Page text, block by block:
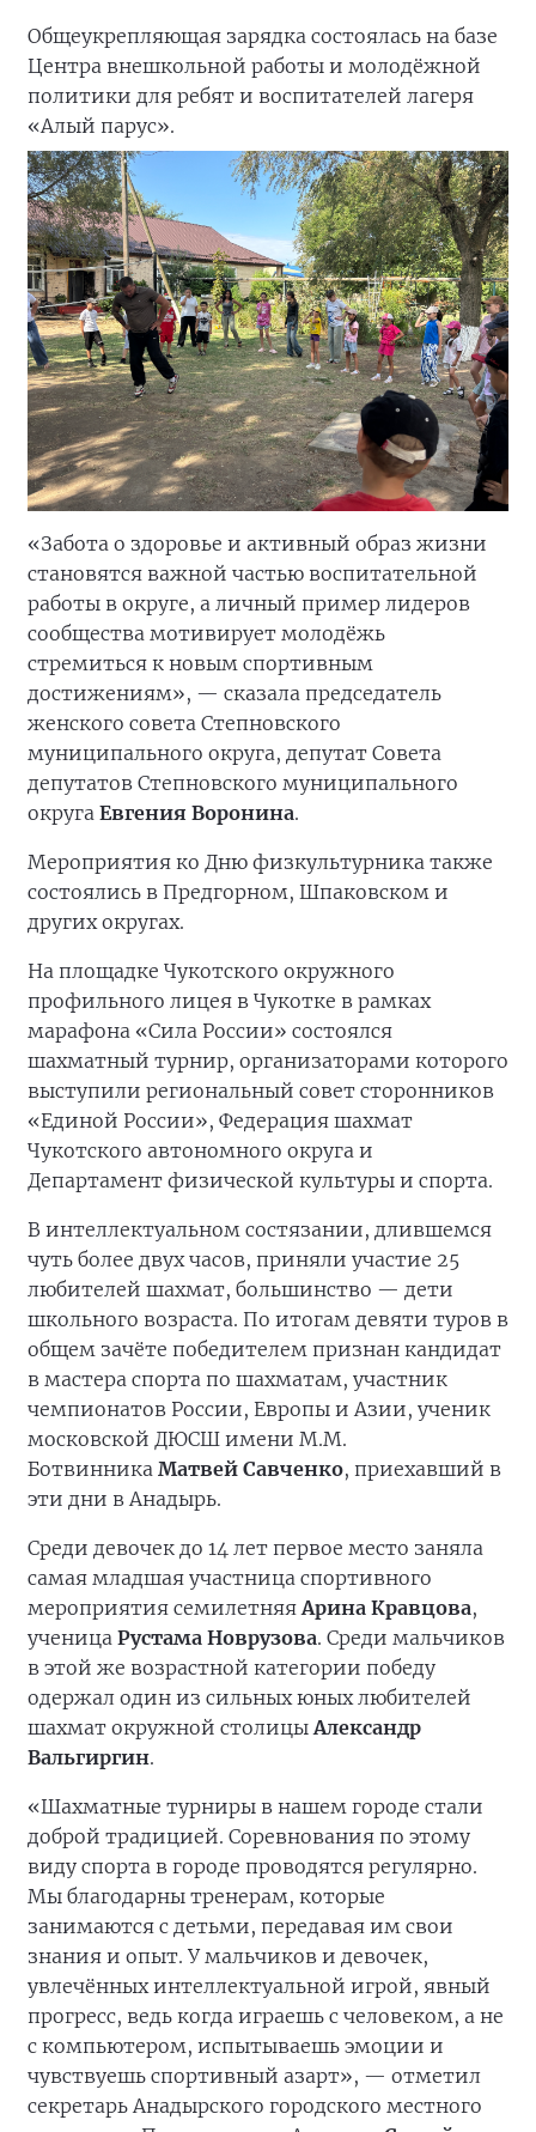
Общеукрепляющая зарядка состоялась на базе
Центра внешкольной работы и молодёжной
политики для ребят и воспитателей лагеря
«Алый парус».
«Забота о здоровье и активный образ жизни
становятся важной частью воспитательной
работы в округе, а личный пример лидеров
сообщества мотивирует молодёжь
стремиться к новым спортивным
достижениям», — сказала председатель
женского совета Степновского
муниципального округа, депутат Совета
депутатов Степновского муниципального
округа Евгения Воронина.
Мероприятия ко Дню физкультурника также
состоялись в Предгорном, Шпаковском и
других округах.
На площадке Чукотского окружного
профильного лицея в Чукотке в рамках
марафона «Сила России» состоялся
шахматный турнир, организаторами которого
выступили региональный совет сторонников
«Единой России», Федерация шахмат
Чукотского автономного округа и
Департамент физической культуры и спорта.
В интеллектуальном состязании, длившемся
чуть более двух часов, приняли участие 25
любителей шахмат, большинство — дети
школьного возраста. По итогам девяти туров в
общем зачёте победителем признан кандидат
в мастера спорта по шахматам, участник
чемпионатов России, Европы и Азии, ученик
московской ДЮСШ имени М.М.
Ботвинника Матвей Савченко, приехавший в
эти дни в Анадырь.
Среди девочек до 14 лет первое место заняла
самая младшая участница спортивного
мероприятия семилетняяАрина Кравцова,
ученица Рустама Новрузова. Среди мальчиков
в этой же возрастной категории победу
одержал один из сильных юных любителей
шахмат окружной столицыАлександр
Вальгиргин.
«Шахматные турниры в нашем городе стали
доброй традицией. Соревнования по этому
виду спорта в городе проводятся регулярно.
Мы благодарны тренерам, которые
занимаются с детьми, передавая им свои
знания и опыт. У мальчиков и девочек,
увлечённых интеллектуальной игрой, явный
прогресс, ведь когда играешь с человеком, а не
с компьютером, испытываешь эмоции и
чувствуешь спортивный азарт», — отметил
секретарь Анадырского городского местного